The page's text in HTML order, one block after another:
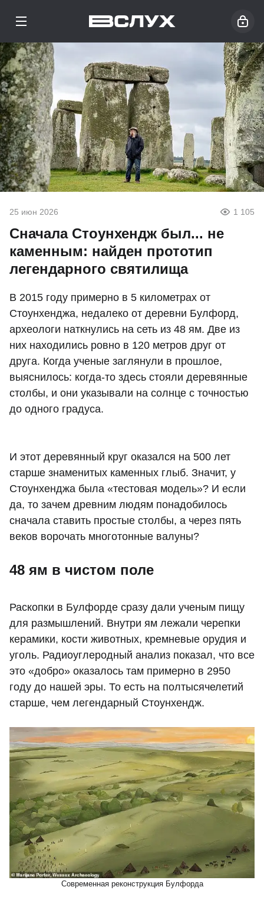
25 июн 2026 1 105
Сначала Стоунхендж был... не
каменным: найден прототип
легендарного святилища
В 2015 году примерно в 5 километрах от
Стоунхенджа, недалеко от деревни Булфорд,
археологи наткнулись на сеть из 48 ям. Две из
них находились ровно в 120 метров друг от
друга. Когда ученые заглянули в прошлое,
выяснилось: когда-то здесь стояли деревянные
столбы, и они указывали на солнце с точностью
до одного градуса.
И этот деревянный круг оказался на 500 лет
старше знаменитых каменных глыб. Значит, у
Стоунхенджа была «тестовая модель»? И если
да, то зачем древним людям понадобилось
сначала ставить простые столбы, а через пять
веков ворочать многотонные валуны?
48 ям в чистом поле
Раскопки в Булфорде сразу дали ученым пищу
для размышлений. Внутри ям лежали черепки
керамики, кости животных, кремневые орудия и
уголь. Радиоуглеродный анализ показал, что все
это «добро» оказалось там примерно в 2950
году до нашей эры. То есть на полтысячелетий
старше, чем легендарный Стоунхендж.
Современная реконструкция Булфорда